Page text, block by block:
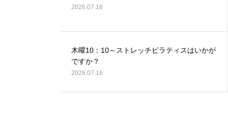
2026.07.18
木曜10：10～ストレッチピラティスはいかが
ですか？
2026.07.16